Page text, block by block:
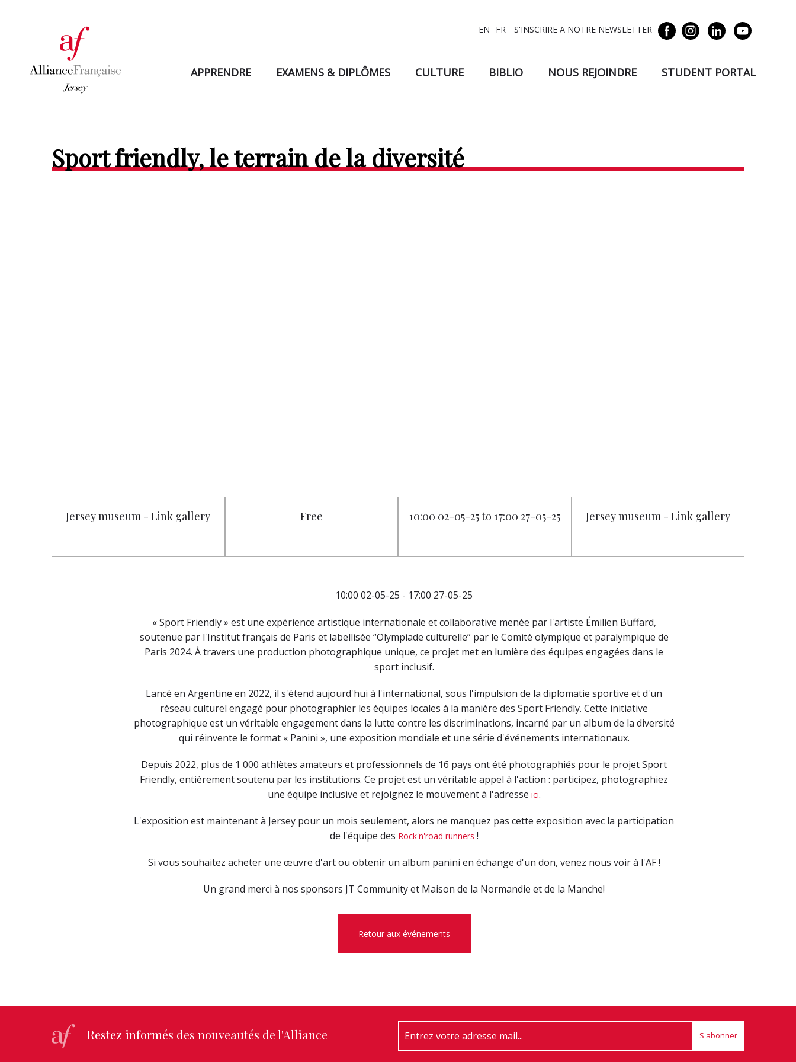
EN FR S'INSCRIRE A NOTRE NEWSLETTER
APPRENDRE EXAMENS & DIPLÔMES CULTURE BIBLIO NOUS REJOINDRE STUDENT PORTAL
Sport friendly, le terrain de la diversité
Jersey museum - Link gallery Free 10:00 02-05-25 to 17:00 27-05-25 Jersey museum - Link gallery
10:00 02-05-25 - 17:00 27-05-25
« Sport Friendly » est une expérience artistique internationale et collaborative menée par l'artiste Émilien Buffard,
soutenue par l'Institut français de Paris et labellisée “Olympiade culturelle” par le Comité olympique et paralympique de
Paris 2024. À travers une production photographique unique, ce projet met en lumière des équipes engagées dans le
sport inclusif.
Lancé en Argentine en 2022, il s'étend aujourd'hui à l'international, sous l'impulsion de la diplomatie sportive et d'un
réseau culturel engagé pour photographier les équipes locales à la manière des Sport Friendly. Cette initiative
photographique est un véritable engagement dans la lutte contre les discriminations, incarné par un album de la diversité
qui réinvente le format « Panini », une exposition mondiale et une série d'événements internationaux.
Depuis 2022, plus de 1 000 athlètes amateurs et professionnels de 16 pays ont été photographiés pour le projet Sport
Friendly, entièrement soutenu par les institutions. Ce projet est un véritable appel à l'action : participez, photographiez
une équipe inclusive et rejoignez le mouvement à l'adresse ici.
L'exposition est maintenant à Jersey pour un mois seulement, alors ne manquez pas cette exposition avec la participation
de l'équipe des Rock'n'road runners !
Si vous souhaitez acheter une œuvre d'art ou obtenir un album panini en échange d'un don, venez nous voir à l'AF !
Un grand merci à nos sponsors JT Community et Maison de la Normandie et de la Manche!
Retour aux événements
Restez informés des nouveautés de l'Alliance S'abonner